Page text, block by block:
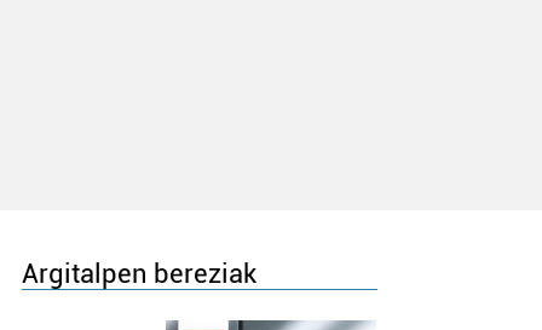
Argitalpen bereziak